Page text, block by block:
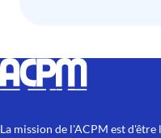
La mission de l'ACPM est